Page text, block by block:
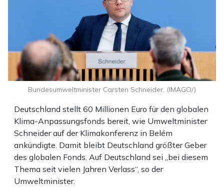
Deutschland stellt 60 Millionen Euro für den globalen
Klima-Anpassungsfonds bereit, wie Umweltminister
Schneider auf der Klimakonferenz in Belém
ankündigte. Damit bleibt Deutschland größter Geber
des globalen Fonds. Auf Deutschland sei „bei diesem
Thema seit vielen Jahren Verlass“, so der
Umweltminister.
Bundesumweltminister Carsten Schneider. (IMAGO/)